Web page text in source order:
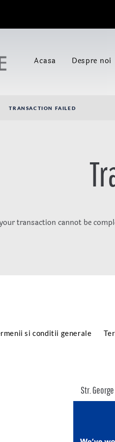
Acasa Despre noi
TRANSACTION FAILED
transaction cannot be
si conditii generale
Str.